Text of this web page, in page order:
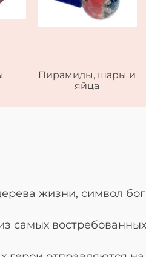
Пирамиды, шары и
яйца
жизни, символ
самых